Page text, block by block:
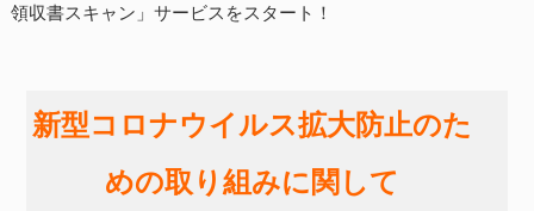
領収書スキャン」サービスをスタート！
新型コロナウイルス拡大防止のた
めの取り組みに関して